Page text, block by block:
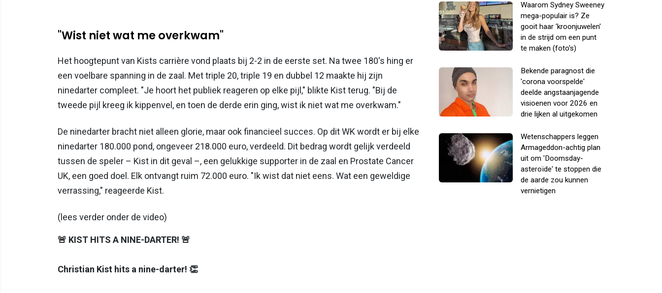
"Wist niet wat me overkwam"
Het hoogtepunt van Kists carrière vond plaats bij 2-2 in de eerste set. Na twee 180's hing er
een voelbare spanning in de zaal. Met triple 20, triple 19 en dubbel 12 maakte hij zijn
ninedarter compleet. "Je hoort het publiek reageren op elke pijl," blikte Kist terug. "Bij de
tweede pijl kreeg ik kippenvel, en toen de derde erin ging, wist ik niet wat me overkwam."
De ninedarter bracht niet alleen glorie, maar ook financieel succes. Op dit WK wordt er bij elke
ninedarter 180.000 pond, ongeveer 218.000 euro, verdeeld. Dit bedrag wordt gelijk verdeeld
tussen de speler – Kist in dit geval –, een gelukkige supporter in de zaal en Prostate Cancer
UK, een goed doel. Elk ontvangt ruim 72.000 euro. "Ik wist dat niet eens. Wat een geweldige
verrassing," reageerde Kist.
(lees verder onder de video)
🚨 KIST HITS A NINE-DARTER! 🚨
Christian Kist hits a nine-darter! 👏
Waarom Sydney Sweeney
mega-populair is? Ze
gooit haar 'kroonjuwelen'
in de strijd om een punt
te maken (foto's)
Bekende paragnost die
'corona voorspelde'
deelde angstaanjagende
visioenen voor 2026 en
drie lijken al uitgekomen
Wetenschappers leggen
Armageddon-achtig plan
uit om 'Doomsday-
asteroïde' te stoppen die
de aarde zou kunnen
vernietigen